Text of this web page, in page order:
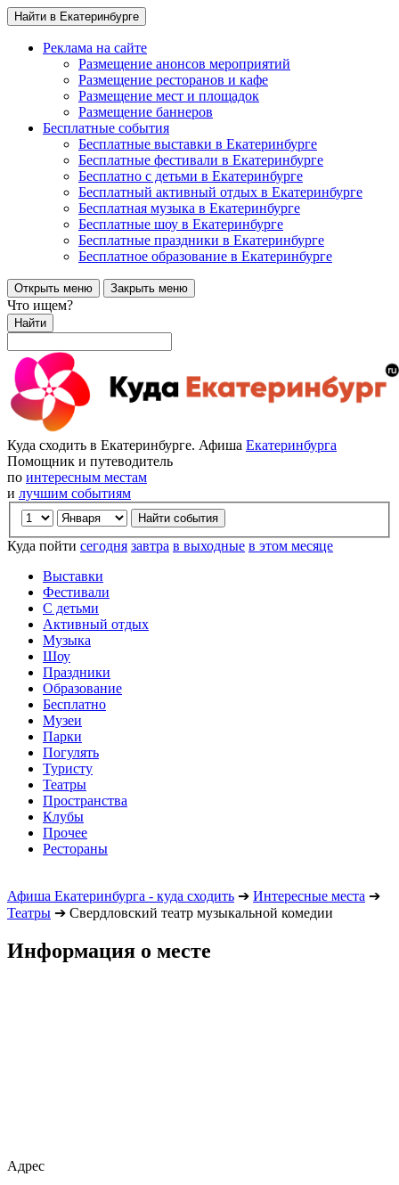
Найти в Екатеринбурге
Реклама на сайте
Размещение анонсов мероприятий
Размещение ресторанов и кафе
Размещение мест и площадок
Размещение баннеров
Бесплатные события
Бесплатные выставки в Екатеринбурге
Бесплатные фестивали в Екатеринбурге
Бесплатно с детьми в Екатеринбурге
Бесплатный активный отдых в Екатеринбурге
Бесплатная музыка в Екатеринбурге
Бесплатные шоу в Екатеринбурге
Бесплатные праздники в Екатеринбурге
Бесплатное образование в Екатеринбурге
Открыть меню Закрыть меню
Что ищем?
Найти
Куда сходить в Екатеринбурге. Афиша Екатеринбурга
Помощник и путеводитель
по интересным местам
и лучшим событиям
Куда пойти сегодня завтра в выходные в этом месяце
Выставки
Фестивали
С детьми
Активный отдых
Музыка
Шоу
Праздники
Образование
Бесплатно
Музеи
Парки
Погулять
Туристу
Театры
Пространства
Клубы
Прочее
Рестораны
Афиша Екатеринбурга - куда сходить ➔ Интересные места ➔
Театры ➔ Свердловский театр музыкальной комедии
Информация о месте
Адрес